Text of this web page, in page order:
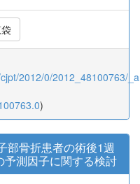
2012/0/2012_48100763/
)
部骨折患者の術後1週
予測因子に関する検討